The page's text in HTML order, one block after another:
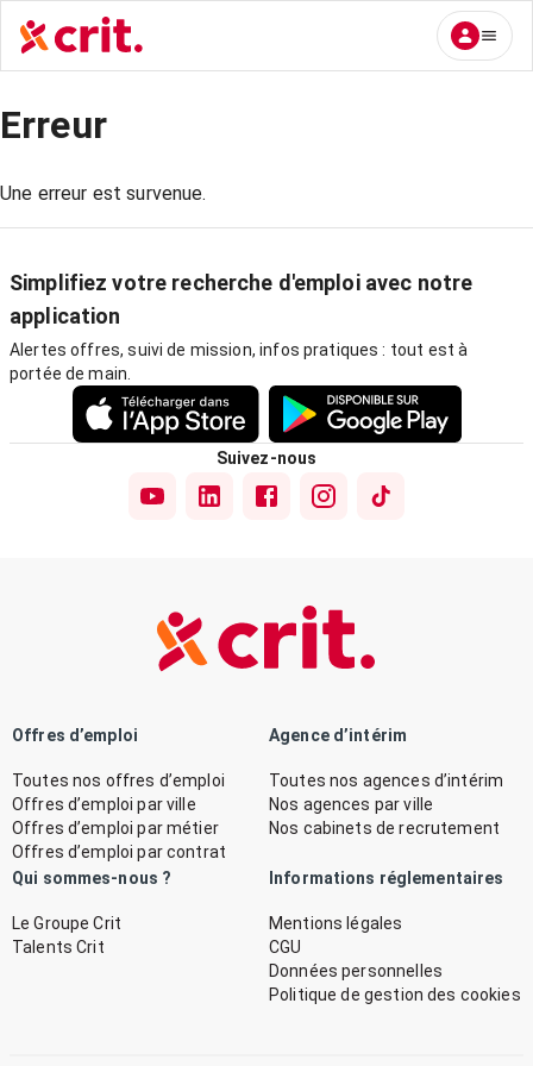
Erreur
Une erreur est survenue.
Simplifiez votre recherche d'emploi avec notre
application
Alertes offres, suivi de mission, infos pratiques : tout est à
portée de main.
Suivez-nous
Offres d’emploi
Toutes nos offres d’emploi
Offres d’emploi par ville
Offres d’emploi par métier
Offres d’emploi par contrat
Agence d’intérim
Toutes nos agences d’intérim
Nos agences par ville
Nos cabinets de recrutement
Qui sommes-nous ?
Le Groupe Crit
Talents Crit
Informations réglementaires
Mentions légales
CGU
Données personnelles
Politique de gestion des cookies